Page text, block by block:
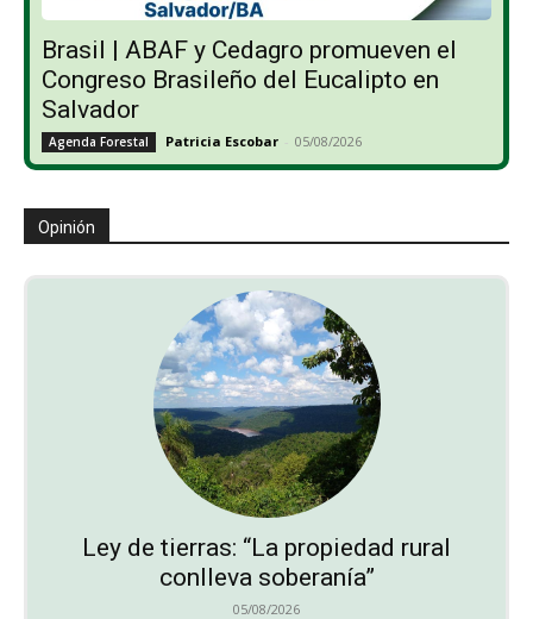
Brasil | ABAF y Cedagro promueven el
Congreso Brasileño del Eucalipto en
Salvador
Agenda Forestal Patricia Escobar - 05/08/2026
Opinión
Ley de tierras: “La propiedad rural
conlleva soberanía”
05/08/2026